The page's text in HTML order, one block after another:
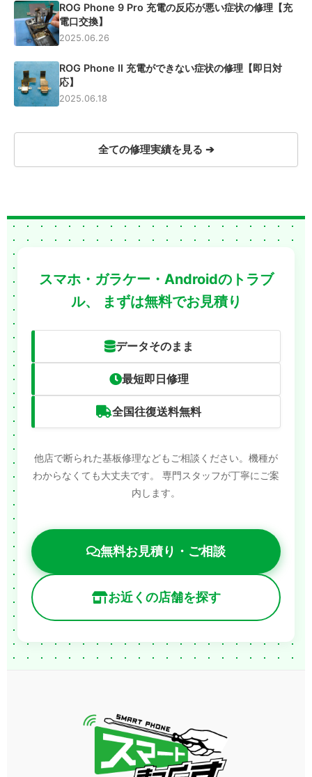
ROG Phone 9 Pro 充電の反応が悪い症状の修理【充
電口交換】
2025.06.26
ROG Phone Ⅱ 充電ができない症状の修理【即日対
応】
2025.06.18
全ての修理実績を見る ➔
スマホ・ガラケー・Androidのトラブ
ル、
まずは無料でお見積り
データそのまま
最短即日修理
全国往復送料無料
他店で断られた基板修理などもご相談ください。機種が
わからなくても大丈夫です。
専門スタッフが丁寧にご案
内します。
無料お見積り・ご相談
お近くの店舗を探す